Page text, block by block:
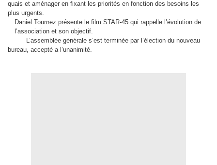
quais et aménager en fixant les priorités en fonction des besoins les
plus urgents.
Daniel Tournez présente le film STAR-45 qui rappelle l’évolution de
l’association et son objectif.
L’assemblée générale s’est terminée par l’élection du nouveau
bureau, accepté a l’unanimité.